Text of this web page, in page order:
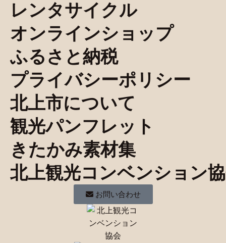
レンタサイクル
オンラインショップ
ふるさと納税
プライバシーポリシー
北上市について
観光パンフレット
きたかみ素材集
北上観光コンベンション
お問い合わせ